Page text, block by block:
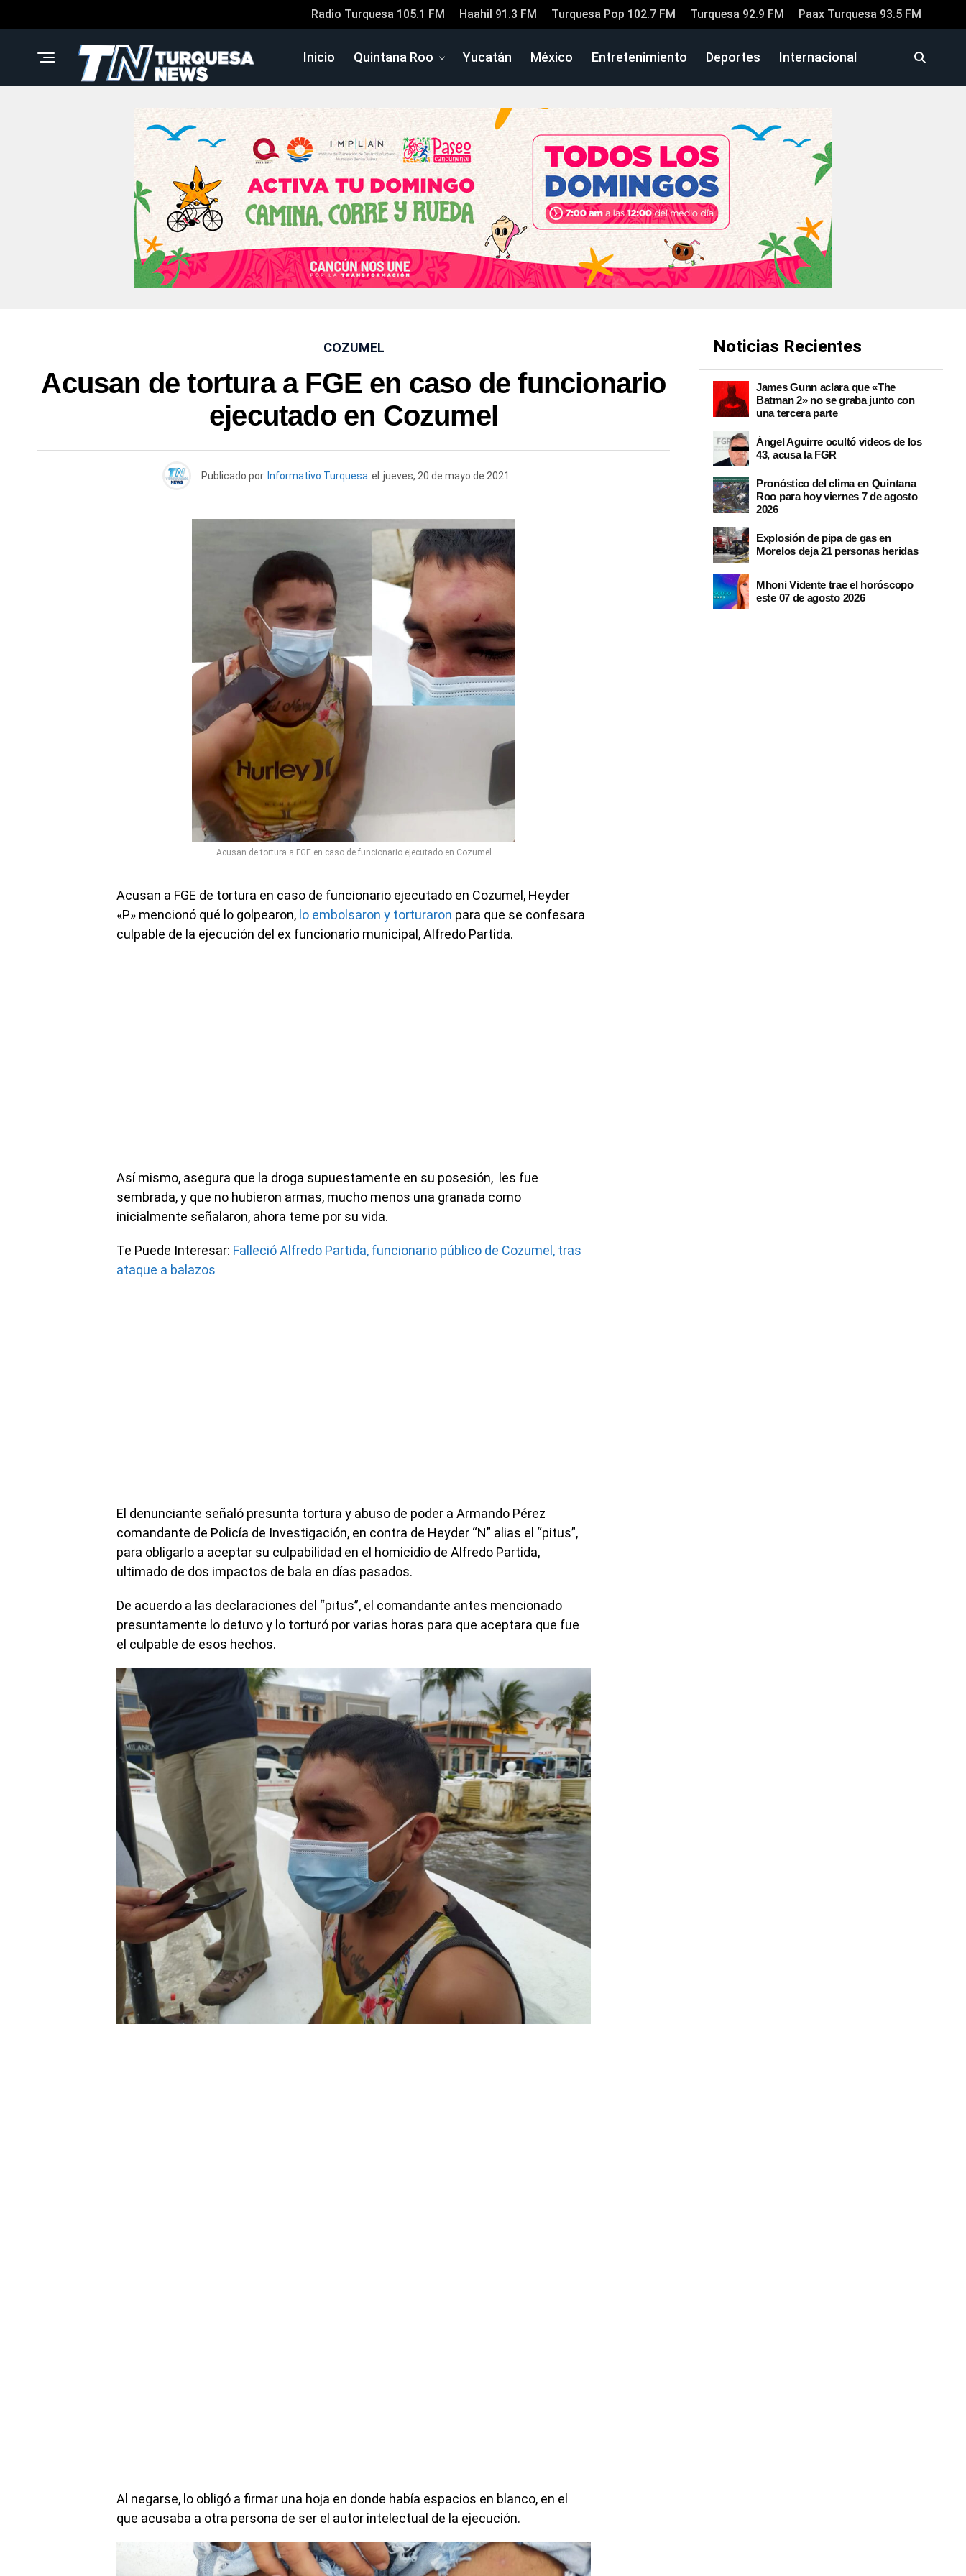
Radio Turquesa 105.1 FM Haahil 91.3 FM Turquesa Pop 102.7 FM Turquesa 92.9 FM Paax Turquesa 93.5 FM
Inicio Quintana Roo Yucatán México Entretenimiento Deportes Internacional
COZUMEL
Acusan de tortura a FGE en caso de funcionario
ejecutado en Cozumel
Publicado por Informativo Turquesa el jueves, 20 de mayo de 2021
Acusan de tortura a FGE en caso de funcionario ejecutado en Cozumel
Acusan a FGE de tortura en caso de funcionario ejecutado en Cozumel, Heyder
«P» mencionó qué lo golpearon, lo embolsaron y torturaron para que se confesara
culpable de la ejecución del ex funcionario municipal, Alfredo Partida.
Así mismo, asegura que la droga supuestamente en su posesión, les fue
sembrada, y que no hubieron armas, mucho menos una granada como
inicialmente señalaron, ahora teme por su vida.
Te Puede Interesar: Falleció Alfredo Partida, funcionario público de Cozumel, tras
ataque a balazos
El denunciante señaló presunta tortura y abuso de poder a Armando Pérez
comandante de Policía de Investigación, en contra de Heyder “N” alias el “pitus”,
para obligarlo a aceptar su culpabilidad en el homicidio de Alfredo Partida,
ultimado de dos impactos de bala en días pasados.
De acuerdo a las declaraciones del “pitus”, el comandante antes mencionado
presuntamente lo detuvo y lo torturó por varias horas para que aceptara que fue
el culpable de esos hechos.
Al negarse, lo obligó a firmar una hoja en donde había espacios en blanco, en el
que acusaba a otra persona de ser el autor intelectual de la ejecución.
Noticias Recientes
James Gunn aclara que «The
Batman 2» no se graba junto con
una tercera parte
Ángel Aguirre ocultó videos de los
43, acusa la FGR
Pronóstico del clima en Quintana
Roo para hoy viernes 7 de agosto
2026
Explosión de pipa de gas en
Morelos deja 21 personas heridas
Mhoni Vidente trae el horóscopo
este 07 de agosto 2026